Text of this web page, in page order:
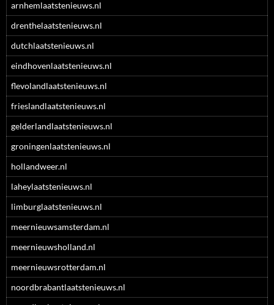
arnhemlaatstenieuws.nl
drenthelaatstenieuws.nl
dutchlaatstenieuws.nl
eindhovenlaatstenieuws.nl
flevolandlaatstenieuws.nl
frieslandlaatstenieuws.nl
gelderlandlaatstenieuws.nl
groningenlaatstenieuws.nl
hollandweer.nl
laheylaatstenieuws.nl
limburglaatstenieuws.nl
meernieuwsamsterdam.nl
meernieuwsholland.nl
meernieuwsrotterdam.nl
noordbrabantlaatstenieuws.nl